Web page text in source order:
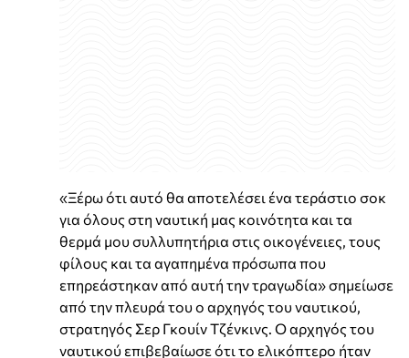
«Ξέρω ότι αυτό θα αποτελέσει ένα τεράστιο σοκ
για όλους στη ναυτική μας κοινότητα και τα
θερμά μου συλλυπητήρια στις οικογένειες, τους
φίλους και τα αγαπημένα πρόσωπα που
επηρεάστηκαν από αυτή την τραγωδία» σημείωσε
από την πλευρά του ο αρχηγός του ναυτικού,
στρατηγός Σερ Γκουίν Τζένκινς. Ο αρχηγός του
ναυτικού επιβεβαίωσε ότι το ελικόπτερο ήταν